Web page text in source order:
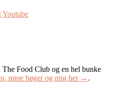
Youtube
Food Club og en hel bunke
mine bøger og mig her → .